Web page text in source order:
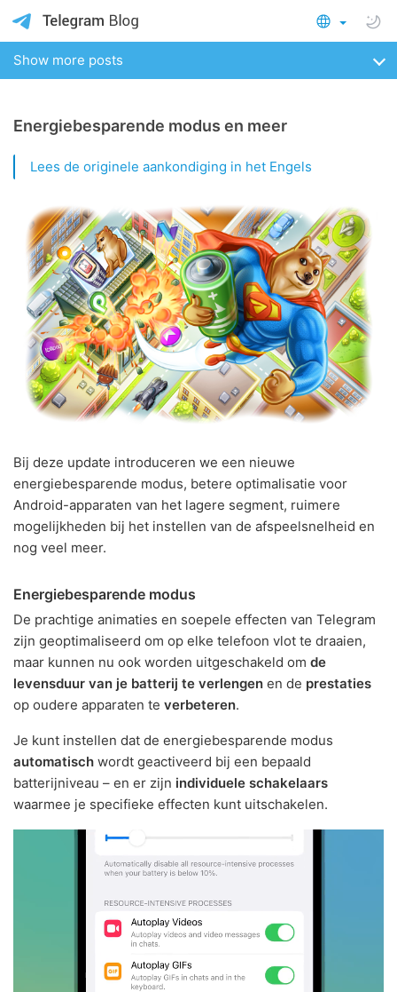
Show more posts
Energiebesparende modus en meer
Lees de originele aankondiging in het Engels
Bij deze update introduceren we een nieuwe
energiebesparende modus, betere optimalisatie voor
Android-apparaten van het lagere segment, ruimere
mogelijkheden bij het instellen van de afspeelsnelheid en
nog veel meer.
Energiebesparende modus
De prachtige animaties en soepele effecten van Telegram
zijn geoptimaliseerd om op elke telefoon vlot te draaien,
maar kunnen nu ook worden uitgeschakeld om de
levensduur van je batterij te verlengen en de prestaties
op oudere apparaten te verbeteren.
Je kunt instellen dat de energiebesparende modus
automatisch wordt geactiveerd bij een bepaald
batterijniveau – en er zijn individuele schakelaars
waarmee je specifieke effecten kunt uitschakelen.